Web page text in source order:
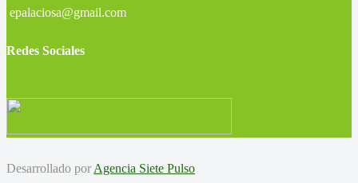
epalaciosa@gmail.com
Redes Sociales
Desarrollado por Agencia Siete Pulso